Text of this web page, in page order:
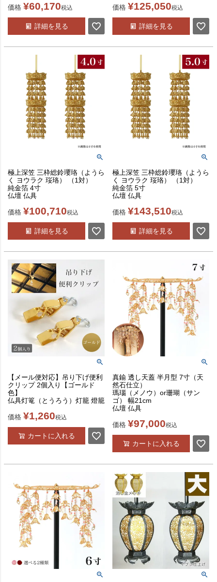
価格 ¥60,170税込
詳細を見る
価格 ¥125,050税込
詳細を見る
極上深笠 三枠総鈴瓔珞（ようら
く ヨウラク 珱珞） （1対）
純金箔 4寸
仏壇 仏具
価格 ¥100,710税込
詳細を見る
極上深笠 三枠総鈴瓔珞（ようら
く ヨウラク 珱珞） （1対）
純金箔 5寸
仏壇 仏具
価格 ¥143,510税込
詳細を見る
【メール便対応】吊り下げ便利
クリップ 2個入り【ゴールド
色】
仏具灯篭（とうろう）灯籠 燈籠
価格 ¥1,260税込
カートに入れる
真鍮 透し天蓋 半月型 7寸（天
然石仕立）
瑪瑙（メノウ）or珊瑚（サン
ゴ） 幅21cm
仏壇 仏具
価格 ¥97,000税込
カートに入れる